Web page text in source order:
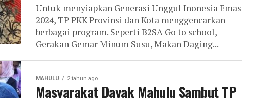
Untuk menyiapkan Generasi Unggul Inonesia Emas
2024, TP PKK Provinsi dan Kota menggencarkan
berbagai program. Seperti B2SA Go to school,
Gerakan Gemar Minum Susu, Makan Daging...
MAHULU 2 tahun ago
Masyarakat Dayak Mahulu Sambut TP